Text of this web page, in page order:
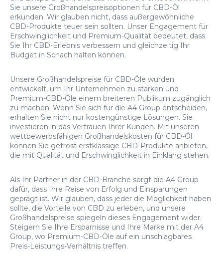
Sie unsere Großhandelspreisoptionen für CBD-Öl
erkunden. Wir glauben nicht, dass außergewöhnliche
CBD-Produkte teuer sein sollten. Unser Engagement für
Erschwinglichkeit und Premium-Qualität bedeutet, dass
Sie Ihr CBD-Erlebnis verbessern und gleichzeitig Ihr
Budget in Schach halten können.
Unsere Großhandelspreise für CBD-Öle wurden
entwickelt, um Ihr Unternehmen zu stärken und
Premium-CBD-Öle einem breiteren Publikum zugänglich
zu machen. Wenn Sie sich für die A4 Group entscheiden,
erhalten Sie nicht nur kostengünstige Lösungen. Sie
investieren in das Vertrauen Ihrer Kunden. Mit unseren
wettbewerbsfähigen Großhandelskosten für CBD-Öl
können Sie getrost erstklassige CBD-Produkte anbieten,
die mit Qualität und Erschwinglichkeit in Einklang stehen.
Als Ihr Partner in der CBD-Branche sorgt die A4 Group
dafür, dass Ihre Reise von Erfolg und Einsparungen
geprägt ist. Wir glauben, dass jeder die Möglichkeit haben
sollte, die Vorteile von CBD zu erleben, und unsere
Großhandelspreise spiegeln dieses Engagement wider.
Steigern Sie Ihre Ersparnisse und Ihre Marke mit der A4
Group, wo Premium-CBD-Öle auf ein unschlagbares
Preis-Leistungs-Verhältnis treffen.